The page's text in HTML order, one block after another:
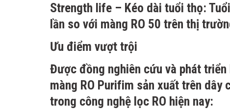
Strength life – Kéo dài tuổi thọ:
lần so với màng RO 50 trên thị
Ưu điểm vượt trội
Được đồng nghiên cứu và phát
màng RO Purifim sản xuất trên dây
trong công nghệ lọc RO hiện nay: